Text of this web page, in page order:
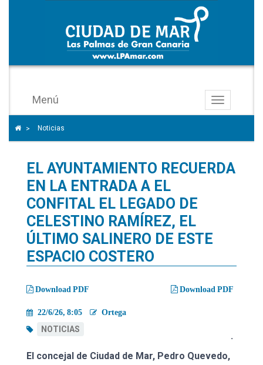
Toggle
navigation
Menú
Icono de Home para ir a la página de inicio
>
para
separar
enlaces
del
rastro
de
migas
Noticias
EL AYUNTAMIENTO RECUERDA
EN LA ENTRADA A EL
CONFITAL EL LEGADO DE
CELESTINO RAMÍREZ, EL
ÚLTIMO SALINERO DE ESTE
ESPACIO COSTERO
Download PDF
Download PDF
22/6/26, 8:05 Ortega
NOTICIAS
·
El concejal de Ciudad de Mar, Pedro Quevedo,